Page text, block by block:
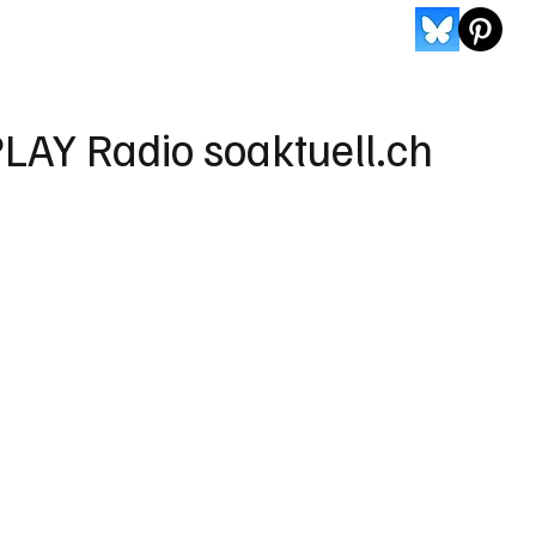
Radio soaktuell.ch